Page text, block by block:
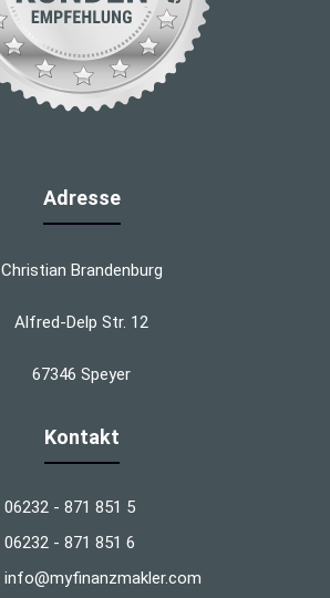
Adresse
Christian Brandenburg
Alfred-Delp Str. 12
67346 Speyer
Kontakt
06232 - 871 851 5
06232 - 871 851 6
info@myfinanzmakler.com